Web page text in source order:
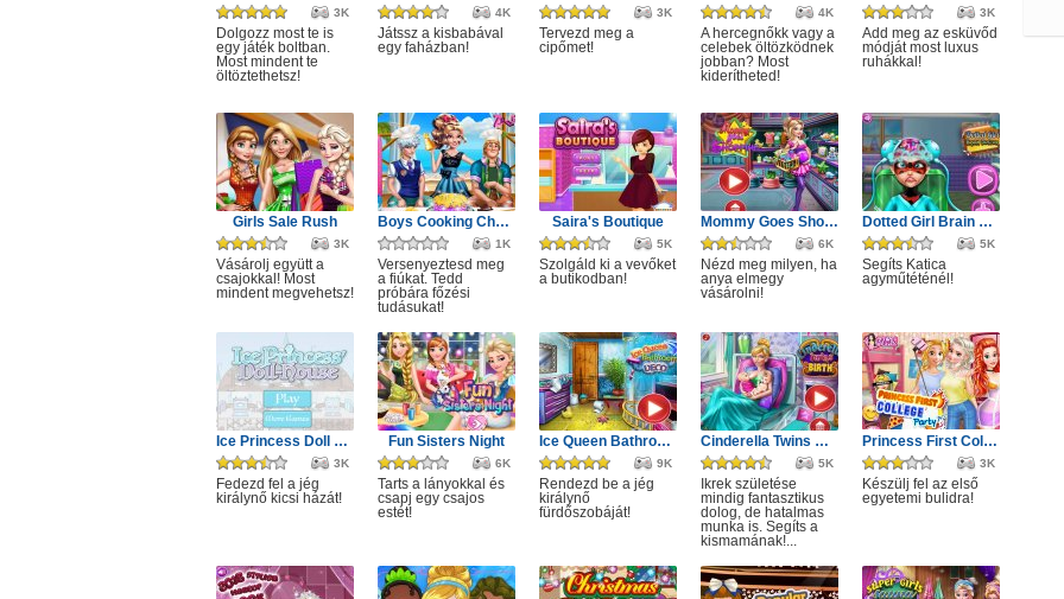
3K
Dolgozz most te is
egy játék boltban.
Most mindent te
öltöztethetsz!
4K
Játssz a kisbabával
egy faházban!
3K
Tervezd meg a
cipőmet!
4K
A hercegnőkk vagy a
celebek öltözködnek
jobban? Most
kiderítheted!
3K
Add meg az esküvőd
módját most luxus
ruhákkal!
Girls Sale Rush
3K
Vásárolj együtt a
csajokkal! Most
mindent megvehetsz!
Boys Cooking Challenge
1K
Versenyeztesd meg
a fiúkat. Tedd
próbára főzési
tudásukat!
Saira's Boutique
5K
Szolgáld ki a vevőket
a butikodban!
Mommy Goes Shopping
6K
Nézd meg milyen, ha
anya elmegy
vásárolni!
Dotted Girl Brain Doctor
5K
Segíts Katica
agyműtéténél!
Ice Princess Doll House
3K
Fedezd fel a jég
királynő kicsi házát!
Fun Sisters Night
6K
Tarts a lányokkal és
csapj egy csajos
estét!
Ice Queen Bathroom Deco
9K
Rendezd be a jég
királynő
fürdőszobáját!
Cinderella Twins Birth
5K
Ikrek születése
mindig fantasztikus
dolog, de hatalmas
munka is. Segíts a
kismamának!...
Princess First College Party
3K
Készülj fel az első
egyetemi bulidra!